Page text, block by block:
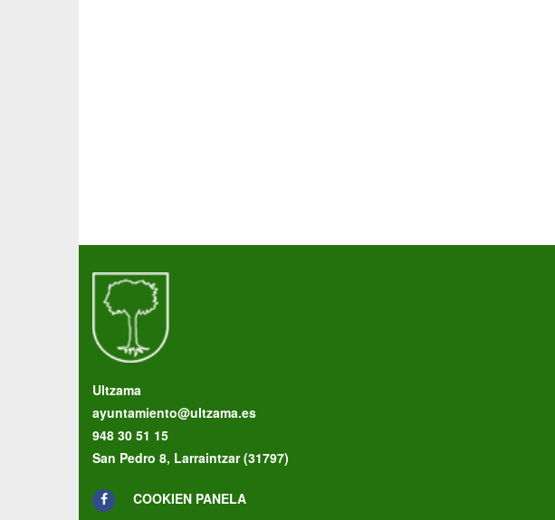
Ultzama
ayuntamiento@ultzama.es
948 30 51 15
San Pedro 8, Larraintzar (31797)
COOKIEN PANELA